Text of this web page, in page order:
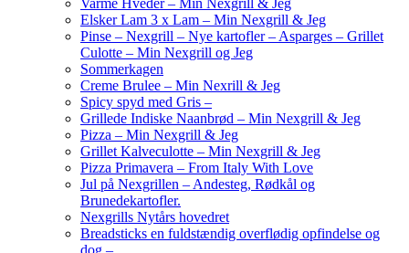
Varme Hveder – Min Nexgrill & Jeg
Elsker Lam 3 x Lam – Min Nexgrill & Jeg
Pinse – Nexgrill – Nye kartofler – Asparges – Grillet
Culotte – Min Nexgrill og Jeg
Sommerkagen
Creme Brulee – Min Nexrill & Jeg
Spicy spyd med Gris –
Grillede Indiske Naanbrød – Min Nexgrill & Jeg
Pizza – Min Nexgrill & Jeg
Grillet Kalveculotte – Min Nexgrill & Jeg
Pizza Primavera – From Italy With Love
Jul på Nexgrillen – Andesteg, Rødkål og
Brunedekartofler.
Nexgrills Nytårs hovedret
Breadsticks en fuldstændig overflødig opfindelse og
dog –